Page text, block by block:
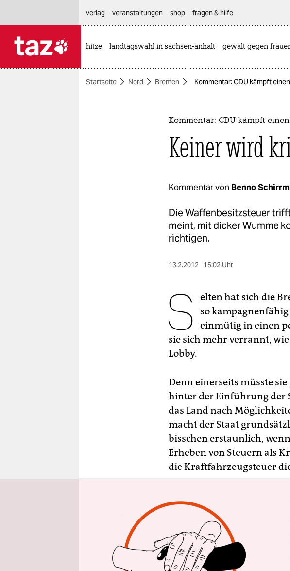
themen
verlag
veranstaltungen shop fragen & hilfe
hitze landtagswahl in sachsen-anhalt gewalt gegen
Startseite Nord Bremen Kommentar: CDU kämpft
Kommentar: CDU kämpft
Keiner wird
Kommentar von Benno
Die Waffenbesitzsteuer
meint, mit dicker Wumme
richtigen.
13.2.2012 15:02 Uhr
S
elten hat sich die
so
einmütig in einen
sie sich mehr verrannt,
Lobby.
Denn einerseits müsste
hinter der Einführung der
das Land nach
macht der Staat
bisschen erstaunlich,
Erheben von Steuern als
die Kraftfahrzeugsteuer